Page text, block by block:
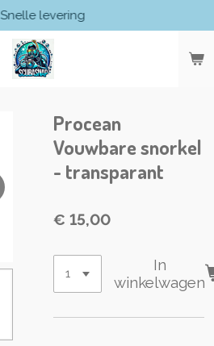
Snelle levering
Procean
Vouwbare snorkel
- transparant
€ 15,00
In
winkelwagen